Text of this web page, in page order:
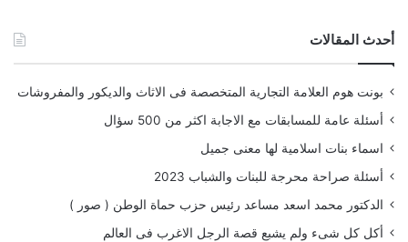
أحدث المقالات
بونت هوم العلامة التجارية المتخصصة فى الاثاث والديكور والمفروشات
أسئلة عامة للمسابقات مع الاجابة اكثر من 500 سؤال
اسماء بنات اسلامية لها معنى جميل
أسئلة صراحة محرجة للبنات والشباب 2023
الدكتور محمد اسعد مساعد رئيس حزب حماة الوطن ( صور )
أكل كل شىء ولم يشبع قصة الرجل الاغرب فى العالم